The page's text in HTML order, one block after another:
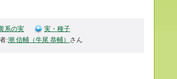
系の実
実・種子
:潮 信輔（牛尾 恭輔） さん